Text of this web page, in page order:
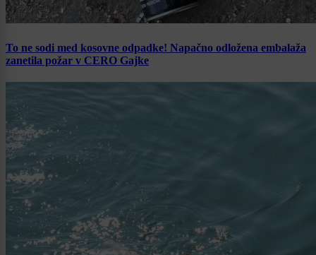
To ne sodi med kosovne odpadke! Napačno odložena embalaža
zanetila požar v CERO Gajke